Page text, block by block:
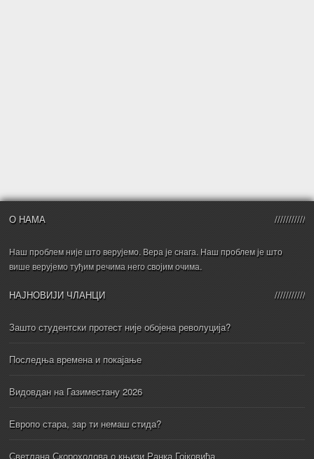
О НАМА
Наш проблем није што верујемо. Вера је снага. Наш проблем је што
више верујемо туђим речима него својим очима.
НАЈНОВИЈИ ЧЛАНЦИ
Зашто студентски протест није обојена револуција?
Последња времена и покајање
Видовдан на Газиместану 2026
Европо стара, зар ти немаш стида?
Светлана Скороходова о књизи Ранка Гојковића